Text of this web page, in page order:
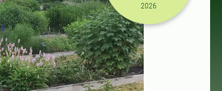
2026